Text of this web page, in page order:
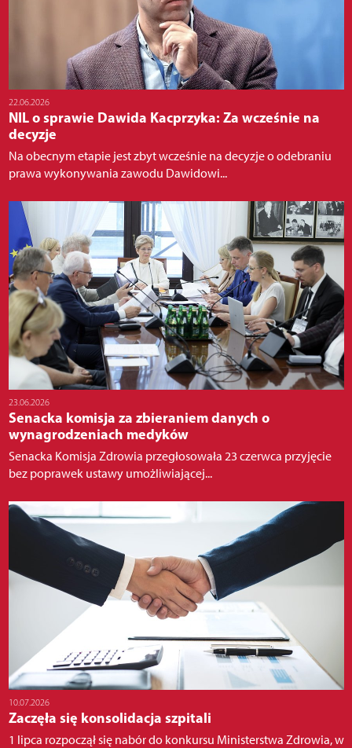
22.06.2026
NIL o sprawie Dawida Kacprzyka: Za wcześnie na
decyzje
Na obecnym etapie jest zbyt wcześnie na decyzje o odebraniu
prawa wykonywania zawodu Dawidowi...
23.06.2026
Senacka komisja za zbieraniem danych o
wynagrodzeniach medyków
Senacka Komisja Zdrowia przegłosowała 23 czerwca przyjęcie
bez poprawek ustawy umożliwiającej...
10.07.2026
Zaczęła się konsolidacja szpitali
1 lipca rozpoczął się nabór do konkursu Ministerstwa Zdrowia, w